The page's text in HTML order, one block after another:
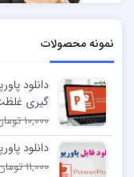
نمونه محصولات
دانلود
گیری
10,000 تومان
دانلود
11,000 تومان